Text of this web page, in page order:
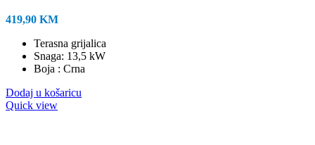
419,90 KM
Terasna grijalica
Snaga: 13,5 kW
Boja : Crna
Dodaj u košaricu
Quick view